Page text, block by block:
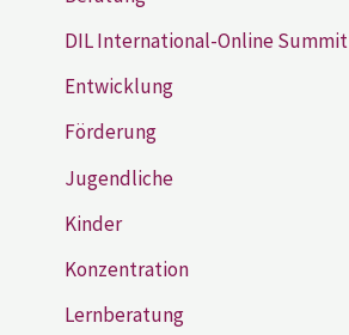
DIL International-Online Summit
Entwicklung
Förderung
Jugendliche
Kinder
Konzentration
Lernberatung